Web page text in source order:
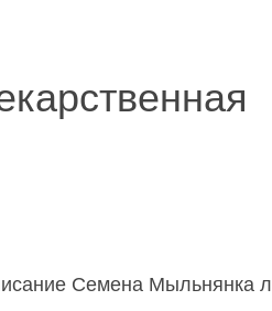
Семена Мыльнянка